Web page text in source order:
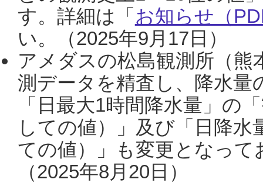
す。詳細は「 お知らせ（
い。（2025年9月17日）
アメダスの松島観測所（熊
測データを精査し、降水
「日最大1時間降水量」の
しての値）」及び「日降
ての値）」も変更となっ
（2025年8月20日）